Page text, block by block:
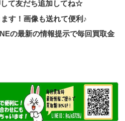
て友だち追加してね☆
す！画像も送れて便利♪
の最新の情報提示で毎回買取金